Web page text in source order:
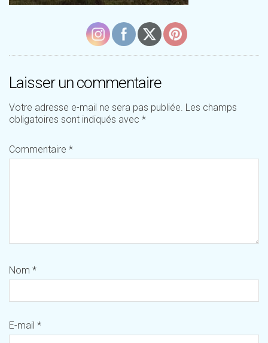
Laisser un commentaire
Votre adresse e-mail ne sera pas publiée. Les champs
obligatoires sont indiqués avec *
Commentaire *
Nom *
E-mail *